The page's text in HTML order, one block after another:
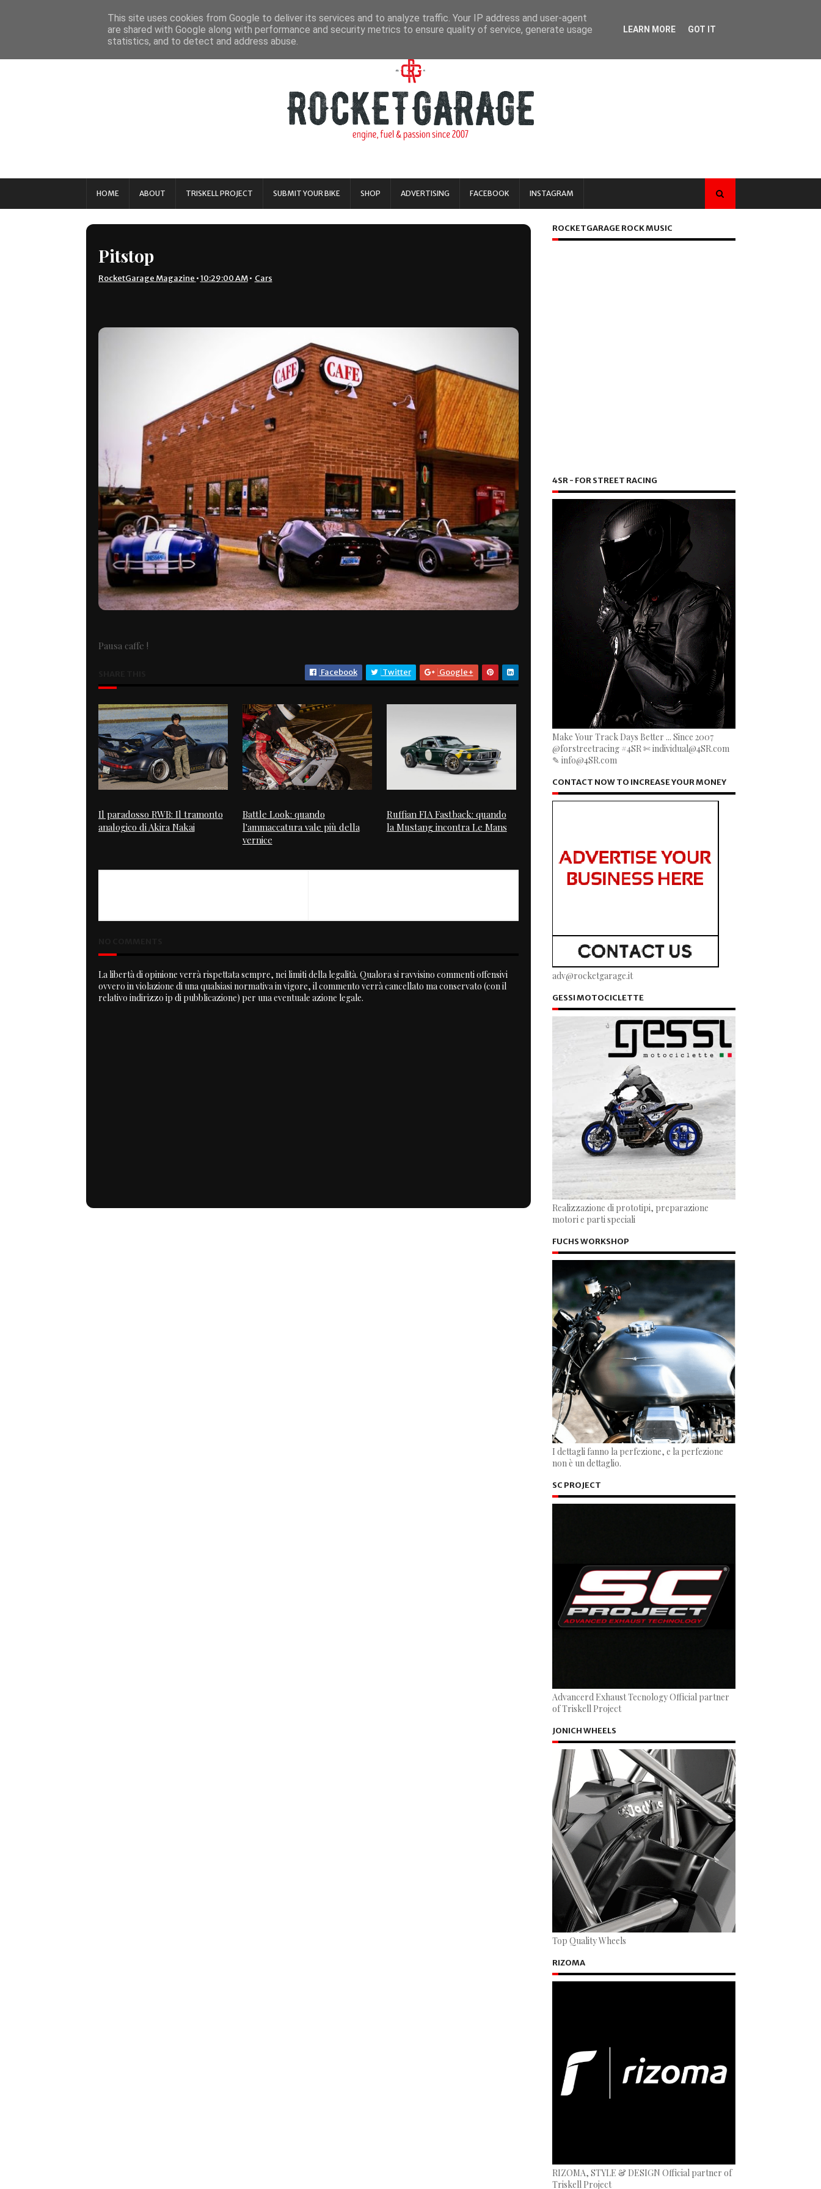
HOME ABOUT TRISKELL PROJECT SUBMIT YOUR BIKE SHOP ADVERTISING FACEBOOK INSTAGRAM
Pitstop
RocketGarage Magazine •10:29:00 AM • Cars
Pausa caffe !
Facebook Twitter Google+
Il paradosso RWB: Il tramonto
analogico di Akira Nakai
Battle Look: quando
l'ammaccatura vale più della
vernice
Ruffian FIA Fastback: quando
la Mustang incontra Le Mans
La libertà di opinione verrà rispettata sempre, nei limiti della legalità. Qualora si ravvisino commenti offensivi
ovvero in violazione di una qualsiasi normativa in vigore, il commento verrà cancellato ma conservato (con il
relativo indirizzo ip di pubblicazione) per una eventuale azione legale.
ROCKETGARAGE ROCK MUSIC
4SR - FOR STREET RACING
Make Your Track Days Better ... Since 2007
@forstreetracing #4SR ✄ individual@4SR.com
✎ info@4SR.com
CONTACT NOW TO INCREASE YOUR MONEY
adv@rocketgarage.it
GESSI MOTOCICLETTE
Realizzazione di prototipi, preparazione
motori e parti speciali
FUCHS WORKSHOP
I dettagli fanno la perfezione, e la perfezione
non è un dettaglio.
SC PROJECT
Advancerd Exhaust Tecnology Official partner
of Triskell Project
JONICH WHEELS
Top Quality Wheels
RIZOMA
RIZOMA, STYLE & DESIGN Official partner of
Triskell Project
This site uses cookies from Google to deliver its services and to analyze traffic. Your IP address and user-agent
are shared with Google along with performance and security metrics to ensure quality of service, generate usage
statistics, and to detect and address abuse.
LEARN MORE GOT IT